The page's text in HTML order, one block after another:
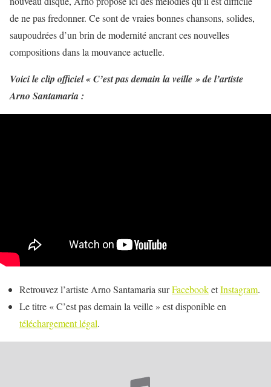
de ne pas fredonner. Ce sont de vraies bonnes chansons, solides,
saupoudrées d’un brin de modernité ancrant ces nouvelles
compositions dans la mouvance actuelle.
Voici le clip officiel « C’est pas demain la veille » de l’artiste
Arno Santamaria :
Retrouvez l’artiste Arno Santamaria surFacebooketInstagram.
Le titre « C’est pas demain la veille » est disponible en
téléchargement légal.